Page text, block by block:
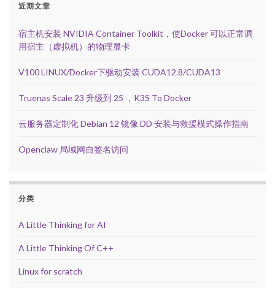
近期文章
宿主机安装 NVIDIA Container Toolkit，使Docker 可以正常调
用宿主（虚拟机）的物理显卡
V100 LINUX/Docker下驱动安装 CUDA12.8/CUDA13
Truenas Scale 23 升级到 25 ，K3S To Docker
云服务器定制化 Debian 12 镜像 DD 安装与救援模式操作指南
Openclaw 局域网自签名访问
分类
A Little Thinking for AI
A Little Thinking Of C++
Linux for scratch